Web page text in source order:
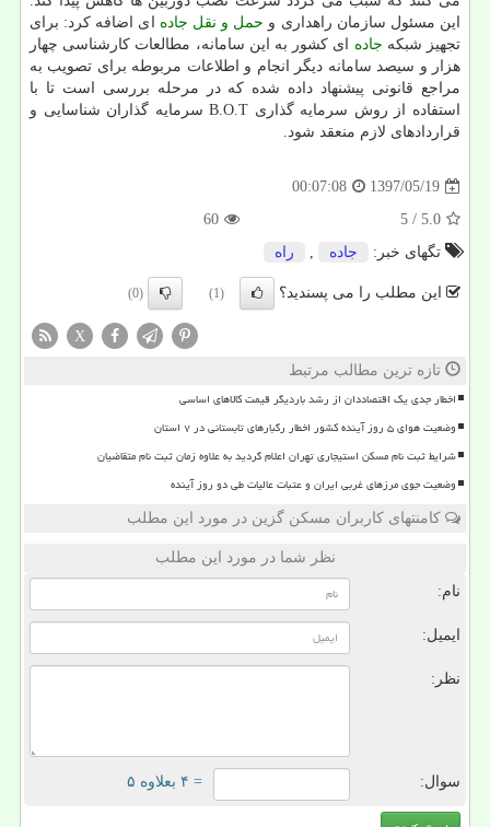
این مسئول سازمان راهداری و حمل و نقل جاده ای اضافه كرد: برای
تجهیز شبكه جاده ای كشور به این سامانه، مطالعات كارشناسی چهار
هزار و سیصد سامانه دیگر انجام و اطلاعات مربوطه برای تصویب به
مراجع قانونی پیشنهاد داده شده كه در مرحله بررسی است تا با
استفاده از روش سرمایه گذاری B.O.T سرمایه گذاران شناسایی و
قراردادهای لازم منعقد شود.
1397/05/19
00:07:08
5.0
/ 5
60
تگهای خبر:
جاده , راه
این مطلب را می پسندید؟ (1)
(0)
X
تازه ترین مطالب مرتبط
اخطار جدی یک اقتصاددان از رشد باردیگر قیمت کالاهای اساسی
وضعیت هوای ۵ روز آینده کشور اخطار رگبارهای تابستانی در ۷ استان
شرایط ثبت نام مسکن استیجاری تهران اعلام گردید به علاوه زمان ثبت نام متقاضیان
وضعیت جوی مرزهای غربی ایران و عتبات عالیات طی دو روز آینده
کامنتهای کاربران مسکن گزین در مورد این مطلب
نظر شما در مورد این مطلب
نام:
ایمیل:
نظر:
سوال: = ۴ بعلاوه ۵